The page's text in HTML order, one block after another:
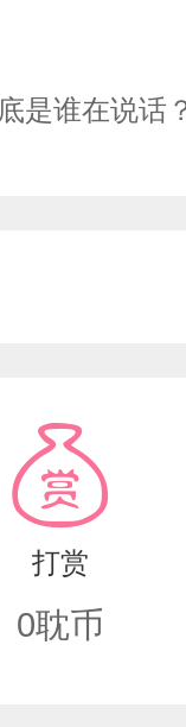
是谁在说话
打赏
0耽币